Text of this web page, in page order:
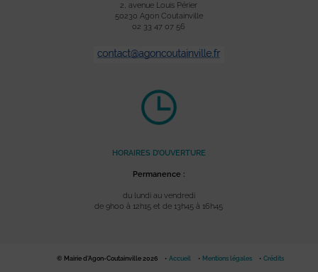
2, avenue Louis Périer
50230 Agon Coutainville
02 33 47 07 56
HORAIRES D’OUVERTURE
Permanence :
du lundi au vendredi
de 9h00 à 12h15 et de 13h45 à 16h45
© Mairie d'Agon-Coutainville 2026 Accueil Mentions légales Crédits